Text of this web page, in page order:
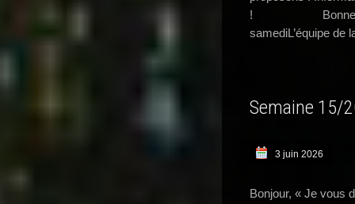
! Bonne
samediL’équipe de
Semaine 15/
3 juin 2026
Bonjour, « Je vous